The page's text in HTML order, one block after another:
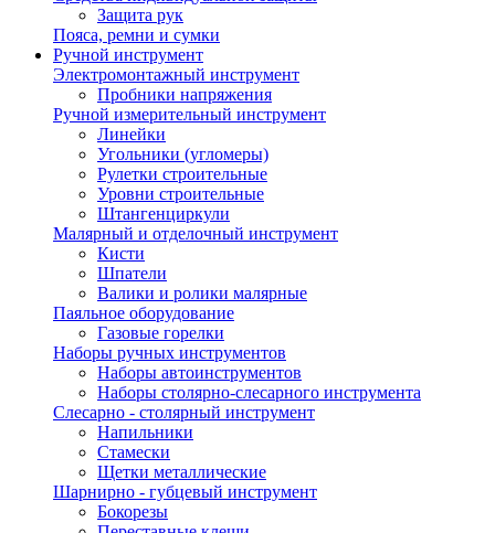
Защита рук
Пояса, ремни и сумки
Ручной инструмент
Электромонтажный инструмент
Пробники напряжения
Ручной измерительный инструмент
Линейки
Угольники (угломеры)
Рулетки строительные
Уровни строительные
Штангенциркули
Малярный и отделочный инструмент
Кисти
Шпатели
Валики и ролики малярные
Паяльное оборудование
Газовые горелки
Наборы ручных инструментов
Наборы автоинструментов
Наборы столярно-слесарного инструмента
Слесарно - столярный инструмент
Напильники
Стамески
Щетки металлические
Шарнирно - губцевый инструмент
Бокорезы